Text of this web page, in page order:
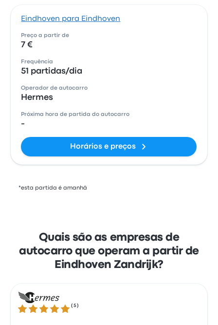
Eindhoven para Eindhoven
Preço a partir de
7 €
Frequência
51 partidas/dia
Operador de autocarro
Hermes
Próxima hora de partida do autocarro
-
Horários e preços
*esta partida é amanhã
Quais são as empresas de
autocarro que operam a partir de
Eindhoven Zandrijk?
4.8 de 5 estrelas
(5 )